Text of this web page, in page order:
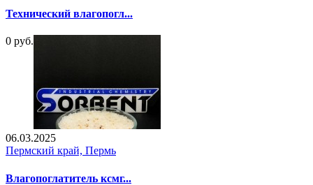
Технический влагопогл...
0 руб.
06.03.2025
Пермский край, Пермь
Влагопоглатитель ксмг...